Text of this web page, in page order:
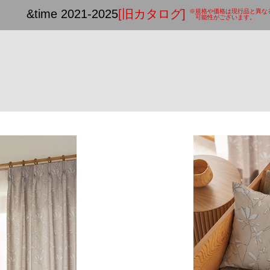
&time 2021-2025[旧カタログ]
※規格や価格は現行品と異な
可能性がございます。